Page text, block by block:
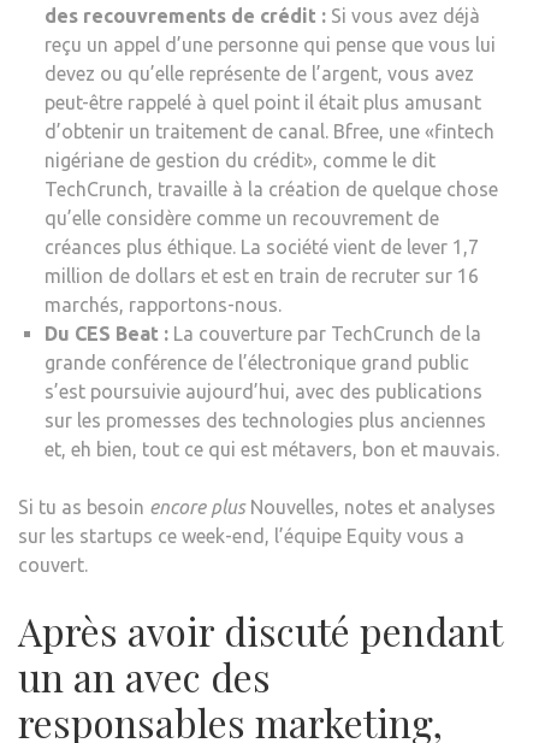
des recouvrements de crédit : Si vous avez déjà
reçu un appel d’une personne qui pense que vous lui
devez ou qu’elle représente de l’argent, vous avez
peut-être rappelé à quel point il était plus amusant
d’obtenir un traitement de canal. Bfree, une «fintech
nigériane de gestion du crédit», comme le dit
TechCrunch, travaille à la création de quelque chose
qu’elle considère comme un recouvrement de
créances plus éthique. La société vient de lever 1,7
million de dollars et est en train de recruter sur 16
marchés, rapportons-nous.
Du CES Beat : La couverture par TechCrunch de la
grande conférence de l’électronique grand public
s’est poursuivie aujourd’hui, avec des publications
sur les promesses des technologies plus anciennes
et, eh bien, tout ce qui est métavers, bon et mauvais.
Si tu as besoin encore plus Nouvelles, notes et analyses
sur les startups ce week-end, l’équipe Equity vous a
couvert.
Après avoir discuté pendant
un an avec des
responsables marketing,